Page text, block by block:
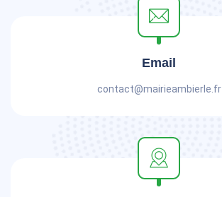
Email
contact@mairieambierle.fr